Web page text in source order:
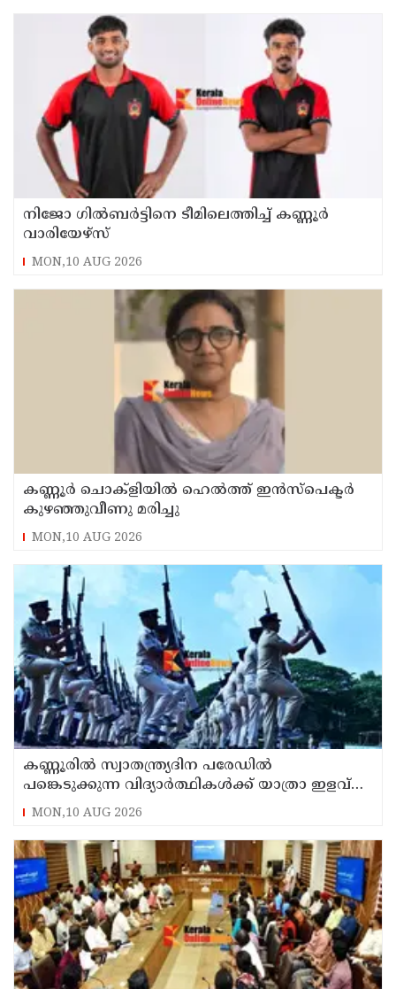
നിജോ ഗിൽബർട്ടിനെ ടീമിലെത്തിച്ച് കണ്ണൂർ
വാരിയേഴ്സ്
MON,10 AUG 2026
കണ്ണൂർ ചൊക്ളിയിൽ ഹെൽത്ത് ഇൻസ്പെക്ടർ
കുഴഞ്ഞുവീണു മരിച്ചു
MON,10 AUG 2026
കണ്ണൂരിൽ സ്വാതന്ത്ര്യദിന പരേഡിൽ
പങ്കെടുക്കുന്ന വിദ്യാർത്ഥികൾക്ക് യാത്രാ ഇളവ്
അനുവദിക്കും
MON,10 AUG 2026